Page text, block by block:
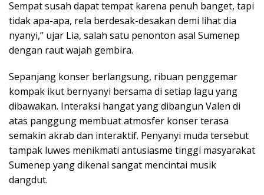
Sempat susah dapat tempat karena penuh banget, tapi
tidak apa-apa, rela berdesak-desakan demi lihat dia
nyanyi,” ujar Lia, salah satu penonton asal Sumenep
dengan raut wajah gembira.
Sepanjang konser berlangsung, ribuan penggemar
kompak ikut bernyanyi bersama di setiap lagu yang
dibawakan. Interaksi hangat yang dibangun Valen di
atas panggung membuat atmosfer konser terasa
semakin akrab dan interaktif. Penyanyi muda tersebut
tampak luwes menikmati antusiasme tinggi masyarakat
Sumenep yang dikenal sangat mencintai musik
dangdut.